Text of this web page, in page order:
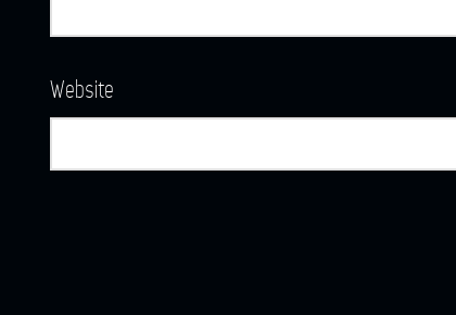
Website